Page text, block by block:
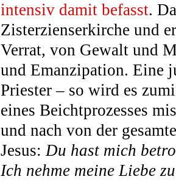
intensiv damit befasst.
Zisterzienserkirche und
Verrat, von Gewalt und
und Emanzipation. Eine
Priester – so wird es
eines Beichtprozesses
und nach von der
Jesus:Du hast mich
Ich nehme meine Liebe